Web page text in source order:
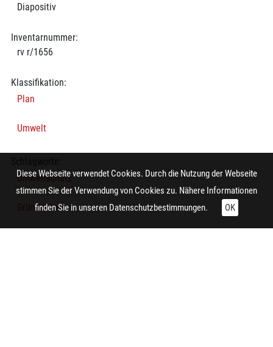
Diapositiv
Inventarnummer:
rv r/1656
Klassifikation:
Plan
Umwelt
Umweltschutz
Grünfläche
Diese Webseite verwendet Cookies. Durch die Nutzung der Webseite
stimmen Sie der Verwendung von Cookies zu. Nähere Informationen
finden Sie in unseren Datenschutzbestimmungen. OK